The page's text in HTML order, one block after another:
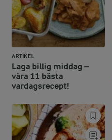
ARTIKEL
Laga billig middag –
våra 11 bästa
vardagsrecept!